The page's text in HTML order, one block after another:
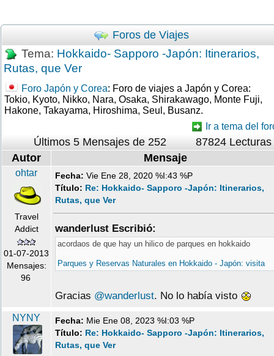
Foros de Viajes
Tema: Hokkaido- Sapporo -Japón: Itinerarios,
Rutas, que Ver
Foro Japón y Corea: Foro de viajes a Japón y Corea:
Tokio, Kyoto, Nikko, Nara, Osaka, Shirakawago, Monte Fuji,
Hakone, Takayama, Hiroshima, Seul, Busanz.
Ir a tema del
Últimos 5 Mensajes de 252
87824 Lecturas
Autor
Mensaje
ohtar
Travel
Addict
01-07-2013
Mensajes:
96
Fecha: Vie Ene 28, 2020 %I:43 %P
Título: Re: Hokkaido- Sapporo -Japón: Itinerarios,
Rutas, que Ver
wanderlust Escribió:
acordaos de que hay un hilico de parques en hokkaido
Parques y Reservas Naturales en Hokkaido - Japón: visita
Gracias @wanderlust. No lo había visto
NYNY Fecha: Mie Ene 08, 2023 %I:03 %P
Título: Re: Hokkaido- Sapporo -Japón: Itinerarios,
Rutas, que Ver